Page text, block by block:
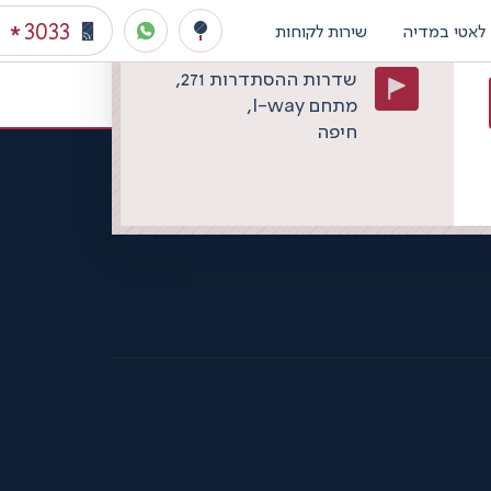
לאטי במדיה שירות לקוחות 3033
*
צורן
3033
שדרות ההסתדרות 271,
מתחם I-way,
חיפה